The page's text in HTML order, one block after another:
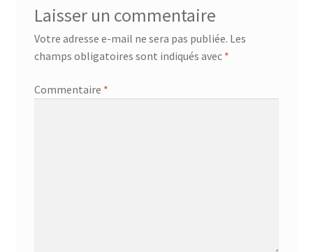
Laisser un commentaire
Votre adresse e-mail ne sera pas publiée. Les
champs obligatoires sont indiqués avec *
Commentaire *